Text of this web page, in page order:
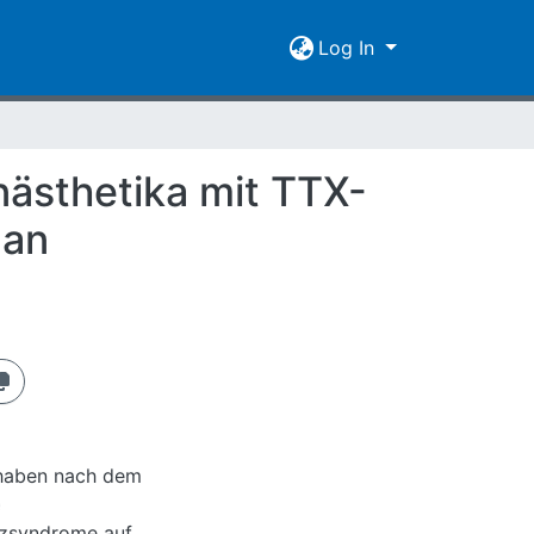
Log In
mit TTX-
nach dem